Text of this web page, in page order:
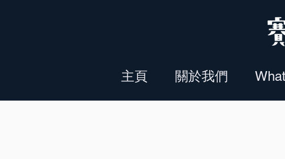
主頁 關於我們